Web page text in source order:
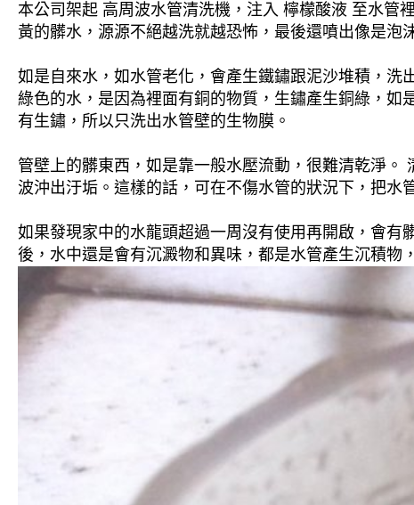
本公司架起 高周波水管清洗機，注入 檸檬酸液 至水管
黃的髒水，源源不絕越洗就越恐怖，最後還噴出像是
如是自來水，如水管老化，會產生鐵鏽跟泥沙堆積，
綠色的水，是因為裡面有銅的物質，生鏽產生銅綠，
有生鏽，所以只洗出水管壁的生物膜。
管壁上的髒東西，如是靠一般水壓流動，很難清乾淨
波沖出汙垢。這樣的話，可在不傷水管的狀況下，把水
如果發現家中的水龍頭超過一周沒有使用再開啟，會
後，水中還是會有沉澱物和異味，都是水管產生沉積物